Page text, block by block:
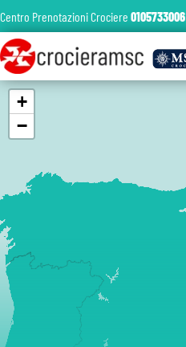
+
−
Centro Prenotazioni Crociere 0105733006